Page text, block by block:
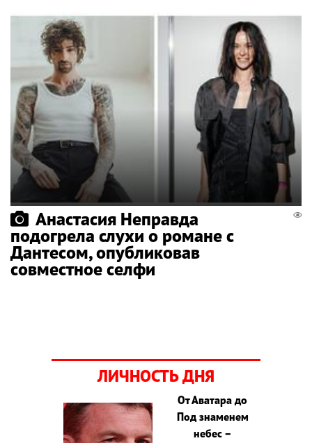
Анастасия Неправда
подогрела слухи о романе с
Дантесом, опубликовав
совместное селфи
ЛИЧНОСТЬ ДНЯ
От Аватара до
Под знаменем
небес –